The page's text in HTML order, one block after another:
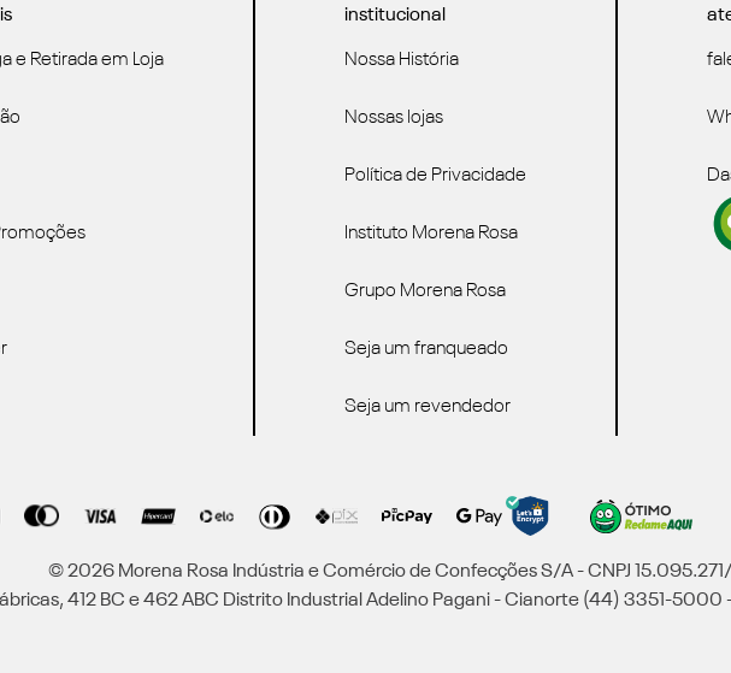
e Retirada em Loja
institucional
Nossa História
Nossas lojas
Política de Privacidade
Instituto Morena Rosa
Grupo Morena Rosa
Seja um franqueado
Seja um revendedor
© 2026 Morena Rosa Indústria e Comércio de Confecções S/A - CNPJ
412 BC e 462 ABC Distrito Industrial Adelino Pagani - Cianorte (44) 3351-5000